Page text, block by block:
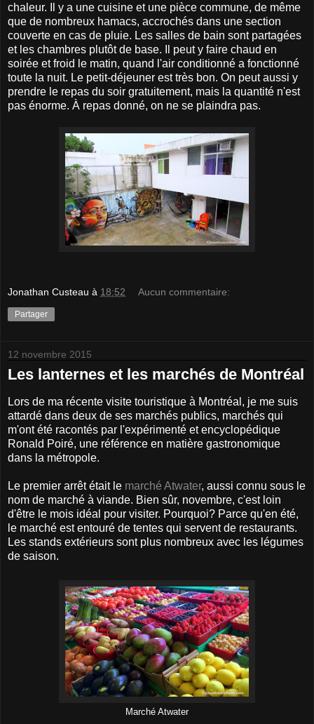
chaleur. Il y a une cuisine et une pièce commune, de même
que de nombreux hamacs, accrochés dans une section
couverte en cas de pluie. Les salles de bain sont partagées
et les chambres plutôt de base. Il peut y faire chaud en
soirée et froid le matin, quand l'air conditionné a fonctionné
toute la nuit. Le petit-déjeuner est très bon. On peut aussi y
prendre le repas du soir gratuitement, mais la quantité n'est
pas énorme. À repas donné, on ne se plaindra pas.
Jonathan Custeau à 18:52 Aucun commentaire:
Partager
12 novembre 2015
Les lanternes et les marchés de Montréal
Lors de ma récente visite touristique à Montréal, je me suis
attardé dans deux de ses marchés publics, marchés qui
m'ont été racontés par l'expérimenté et encyclopédique
Ronald Poiré, une référence en matière gastronomique
dans la métropole.
Le premier arrêt était le marché Atwater, aussi connu sous le
nom de marché à viande. Bien sûr, novembre, c'est loin
d'être le mois idéal pour visiter. Pourquoi? Parce qu'en été,
le marché est entouré de tentes qui servent de restaurants.
Les stands extérieurs sont plus nombreux avec les légumes
de saison.
Marché Atwater